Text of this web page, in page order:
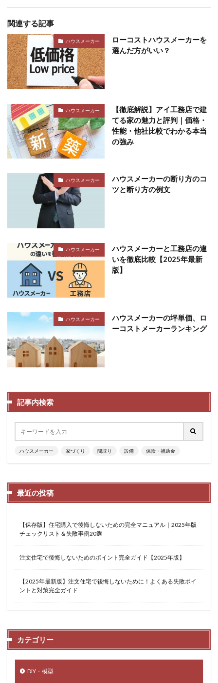
関連する記事
ハウスメーカー
ローコストハウスメーカーを
選んだ方がいい？
ハウスメーカー
【徹底解説】アイ工務店で建
てる家の魅力と評判｜価格・
性能・他社比較でわかる本当
の強み
ハウスメーカー
ハウスメーカーの断り方のコ
ツと断り方の例文
ハウスメーカー
ハウスメーカーと工務店の違
いを徹底比較【2025年最新
版】
ハウスメーカー
ハウスメーカーの坪単価、ロ
ーコストメーカーランキング
記事内検索
ハウスメーカー 家づくり 間取り 設備 保険・補助金
最近の投稿
【保存版】住宅購入で後悔しないための完全マニュアル｜2025年版
チェックリスト＆失敗事例20選
注文住宅で後悔しないためのポイント完全ガイド【2025年版】
【2025年最新版】注文住宅で後悔しないために！よくある失敗ポイ
ントと対策完全ガイド
カテゴリー
DIY・模型